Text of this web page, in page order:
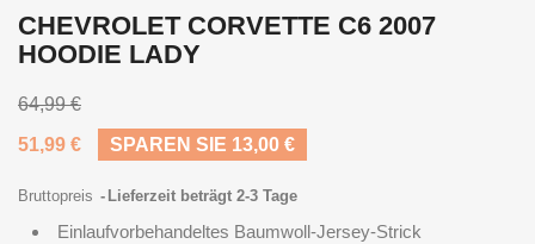
CHEVROLET CORVETTE C6 2007
HOODIE LADY
64,99 €
51,99 €
SPAREN SIE 13,00 €
Bruttopreis Lieferzeit beträgt 2-3 Tage
Einlaufvorbehandeltes Baumwoll-Jersey-Strick